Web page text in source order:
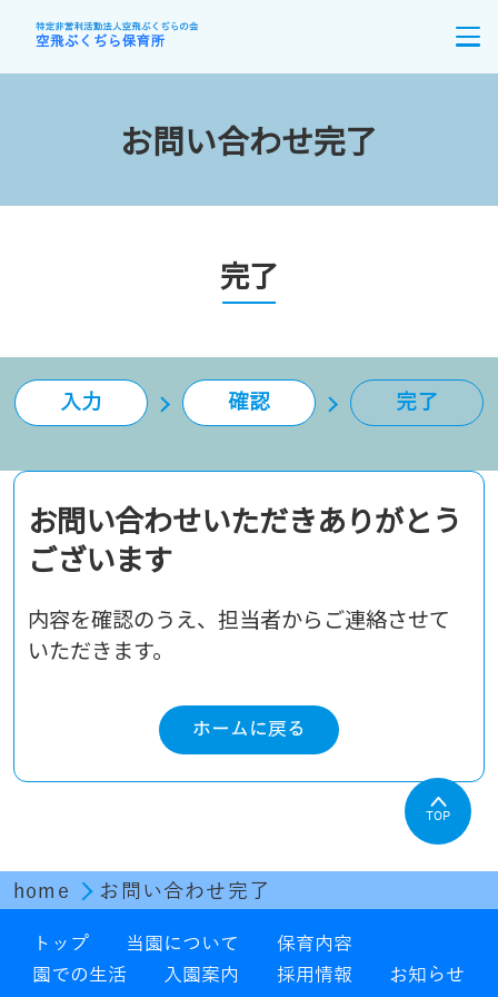
お問い合わせ完了
完了
入力 確認 完了
お問い合わせいただきありがとう
ございます
内容を確認のうえ、担当者からご連絡させて
いただきます。
ホームに戻る
TOP
home お問い合わせ完了
トップ 当園について
保育内容
園での生活
入園案内 採用情報
お知らせ